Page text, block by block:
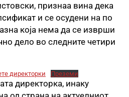
признаа вина дека
и се осудени на по
која нема да се изврши
дело во следните четири
директорки Преземи
директорка, инаку